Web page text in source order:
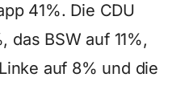
41%. Die CDU
das BSW auf 11%,
auf 8% und die